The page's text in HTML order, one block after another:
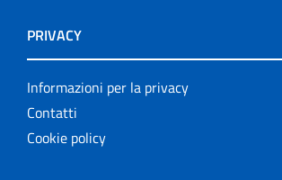
PRIVACY
Informazioni per la privacy
Contatti
Cookie policy